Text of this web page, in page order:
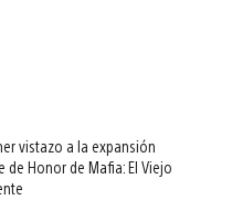
vistazo a la expansión
de Honor de Mafia: El Viejo